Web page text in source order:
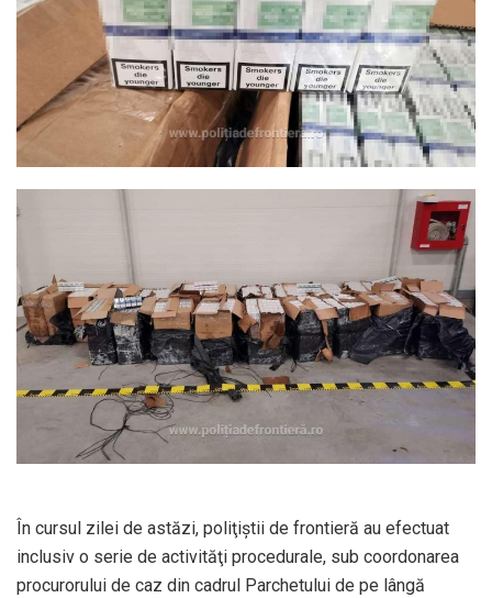
În cursul zilei de astăzi, poliţiştii de frontieră au efectuat
inclusiv o serie de activităţi procedurale, sub coordonarea
procurorului de caz din cadrul Parchetului de pe lângă